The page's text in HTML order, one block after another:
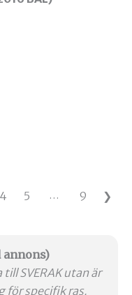
4 5 … 9 ❯
annons)
SVERAK utan är
för specifik ras.